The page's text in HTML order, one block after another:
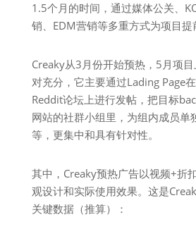
1.5个月的时间，通过媒体公关、
销、EDM营销等多重方式为项目提
Creaky从3月份开始预热，5月项
对充分，它主要通过Lading Page
Reddit论坛上进行发帖，把目标
网站的社群小组里，为组内成员单
等，更集中和具有针对性。
其中，Creaky预热广告以视频+折
观设计和实际使用效果。这是
关键数据（推算）：